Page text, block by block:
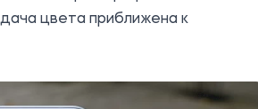
цвета приближена к